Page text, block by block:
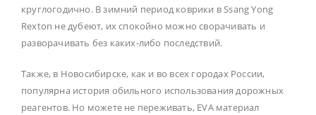
круглогодично. В зимний период коврики в Ssang Yong
Rexton не дубеют, их спокойно можно сворачивать и
разворачивать без каких-либо последствий.
Также, в Новосибирске, как и во всех городах России,
популярна история обильного использования дорожных
реагентов. Но можете не переживать, EVA материал